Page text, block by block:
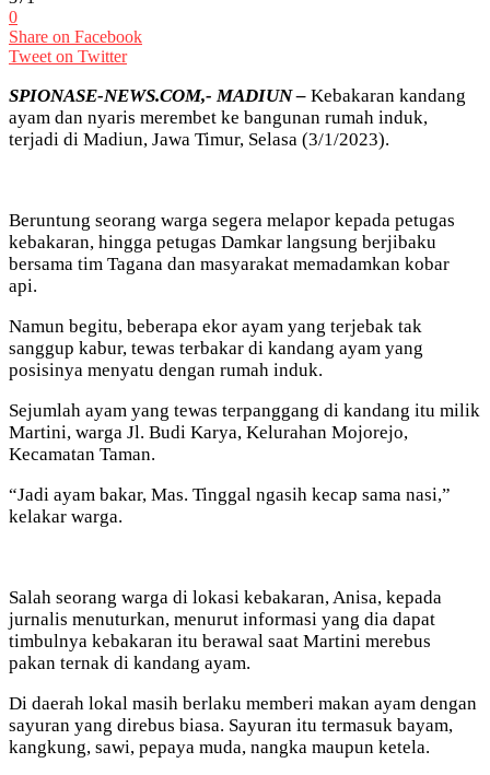
0
Share on Facebook
Tweet on Twitter
SPIONASE-NEWS.COM,- MADIUN – Kebakaran kandang
ayam dan nyaris merembet ke bangunan rumah induk,
terjadi di Madiun, Jawa Timur, Selasa (3/1/2023).
Beruntung seorang warga segera melapor kepada petugas
kebakaran, hingga petugas Damkar langsung berjibaku
bersama tim Tagana dan masyarakat memadamkan kobar
api.
Namun begitu, beberapa ekor ayam yang terjebak tak
sanggup kabur, tewas terbakar di kandang ayam yang
posisinya menyatu dengan rumah induk.
Sejumlah ayam yang tewas terpanggang di kandang itu milik
Martini, warga Jl. Budi Karya, Kelurahan Mojorejo,
Kecamatan Taman.
“Jadi ayam bakar, Mas. Tinggal ngasih kecap sama nasi,”
kelakar warga.
Salah seorang warga di lokasi kebakaran, Anisa, kepada
jurnalis menuturkan, menurut informasi yang dia dapat
timbulnya kebakaran itu berawal saat Martini merebus
pakan ternak di kandang ayam.
Di daerah lokal masih berlaku memberi makan ayam dengan
sayuran yang direbus biasa. Sayuran itu termasuk bayam,
kangkung, sawi, pepaya muda, nangka maupun ketela.